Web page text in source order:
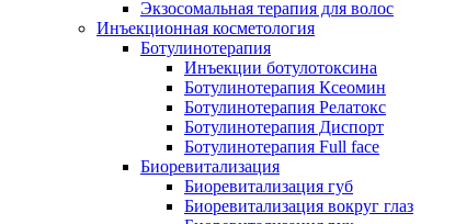
Экзосомальная терапия для волос
Инъекционная косметология
Ботулинотерапия
Инъекции ботулотоксина
Ботулинотерапия Ксеомин
Ботулинотерапия Релатокс
Ботулинотерапия Диспорт
Ботулинотерапия Full face
Биоревитализация
Биоревитализация губ
Биоревитализация вокруг глаз